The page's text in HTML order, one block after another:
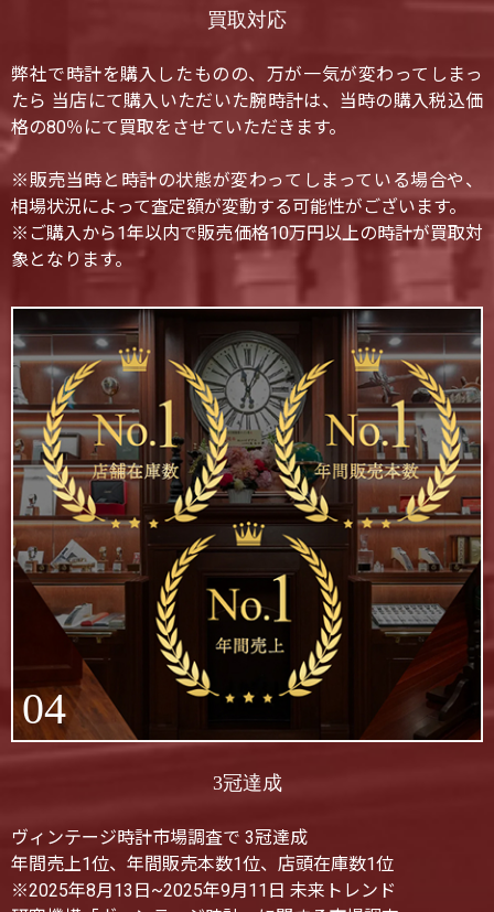
買取対応
弊社で時計を購入したものの、万が一気が変わってしまっ
たら 当店にて購入いただいた腕時計は、当時の購入税込価
格の80％にて買取をさせていただきます。
※販売当時と時計の状態が変わってしまっている場合や、
相場状況によって査定額が変動する可能性がございます。
※ご購入から1年以内で販売価格10万円以上の時計が買取対
象となります。
04
3冠達成
ヴィンテージ時計市場調査で 3冠達成
年間売上1位、年間販売本数1位、店頭在庫数1位
※2025年8月13日~2025年9月11日 未来トレンド